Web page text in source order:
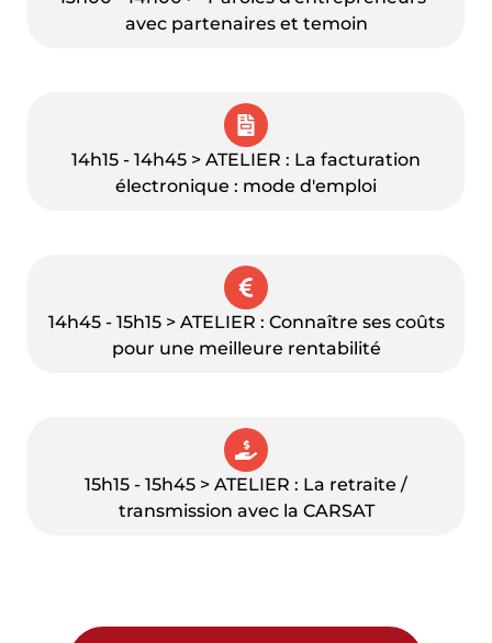
avec partenaires et temoin
14h15 - 14h45 > ATELIER : La facturation
électronique : mode d'emploi
14h45 - 15h15 > ATELIER : Connaître ses coûts
pour une meilleure rentabilité
15h15 - 15h45 > ATELIER : La retraite /
transmission avec la CARSAT